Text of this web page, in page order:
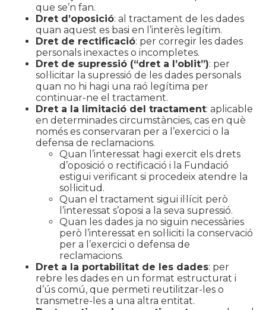
que se’n fan.
Dret d’oposició: al tractament de les dades
quan aquest es basi en l’interès legítim.
Dret de rectificació: per corregir les dades
personals inexactes o incompletes.
Dret de supressió (“dret a l’oblit”): per
sol·licitar la supressió de les dades personals
quan no hi hagi una raó legítima per
continuar-ne el tractament.
Dret a la limitació del tractament: aplicable
en determinades circumstàncies, cas en què
només es conservaran per a l’exercici o la
defensa de reclamacions.
Quan l’interessat hagi exercit els drets
d’oposició o rectificació i la Fundació
estigui verificant si procedeix atendre la
sol·licitud.
Quan el tractament sigui il·lícit però
l’interessat s’oposi a la seva supressió.
Quan les dades ja no siguin necessàries
però l’interessat en sol·liciti la conservació
per a l’exercici o defensa de
reclamacions.
Dret a la portabilitat de les dades: per
rebre les dades en un format estructurat i
d’ús comú, que permeti reutilitzar-les o
transmetre-les a una altra entitat.